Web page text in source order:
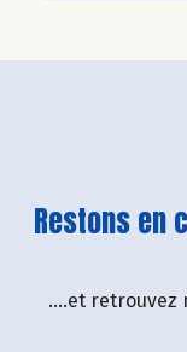
Restons en
....et retrouvez